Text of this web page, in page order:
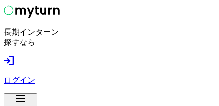
長期インターン
探すなら
ログイン